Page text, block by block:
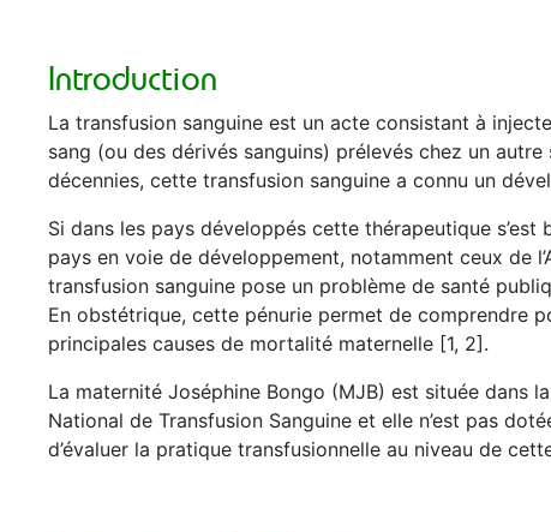
Introduction
La transfusion sanguine est un acte consistant à
sang (ou des dérivés sanguins) prélevés chez un
décennies, cette transfusion sanguine a connu un
Si dans les pays développés cette thérapeutique
pays en voie de développement, notamment ceux de
transfusion sanguine pose un problème de santé
En obstétrique, cette pénurie permet de comprendre
principales causes de mortalité maternelle [1, 2].
La maternité Joséphine Bongo (MJB) est située dans
National de Transfusion Sanguine et elle n’est pas
d’évaluer la pratique transfusionnelle au niveau de